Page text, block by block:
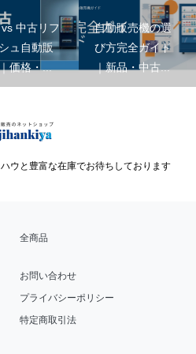
中古リフ
ュ自動販
価格・...
自動販売機の選
び方完全ガイド
｜新品・中古...
ウと豊富な在庫でお待ちしております
全商品
お問い合わせ
プライバシーポリシー
特定商取引法